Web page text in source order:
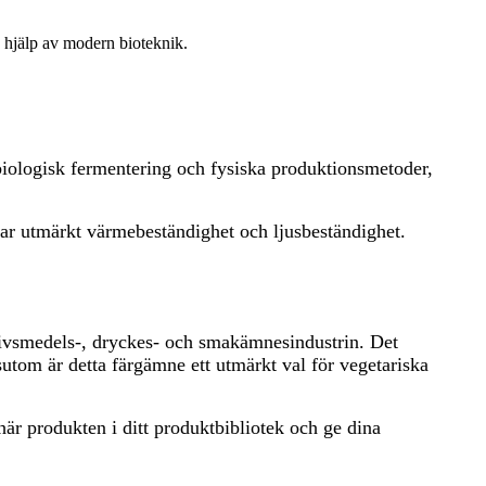
av modern bioteknik.
fermentering och fysiska produktionsmetoder,
värmebeständighet och ljusbeständighet.
, dryckes- och smakämnesindustrin. Det
är detta färgämne ett utmärkt val för vegetariska
produkten i ditt produktbibliotek och ge dina